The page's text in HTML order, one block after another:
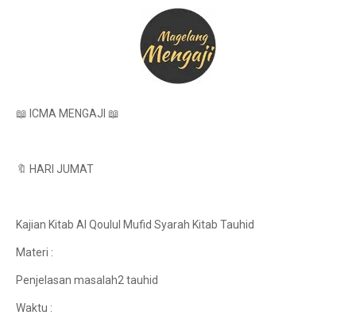
📖 ICMA MENGAJI 📖
🔖 HARI JUMAT
Kajian Kitab Al Qoulul Mufid Syarah Kitab Tauhid
Materi :
Penjelasan masalah2 tauhid
Waktu :